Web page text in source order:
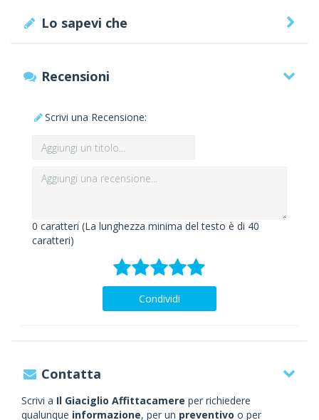
Lo sapevi che
Recensioni
Scrivi una Recensione:
0 caratteri (La lunghezza minima del testo è di 40
caratteri)
Condividi
Contatta
Scrivi a Il Giaciglio Affittacamere per richiedere
qualunque informazione, per un preventivo o per